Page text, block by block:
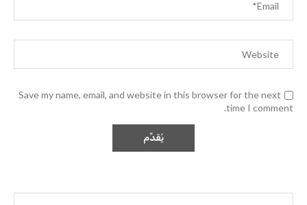
Save my name, email, and website in this browser for the next
time I comment.